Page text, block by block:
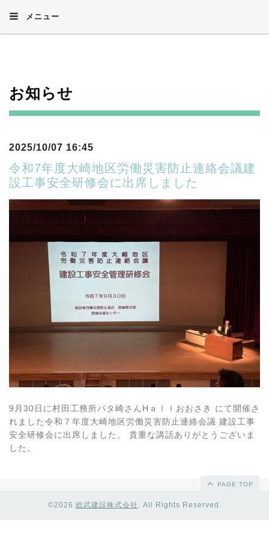
メニュー
お知らせ
2025/10/07 16:45
令和7年度大崎地区労働災害防止連絡会議建
設工事安全研修会に出席しました
9月30日に村田工務所パタ崎さんHａｌｌおおさき にて開催さ
れました令和７年度大崎地区労働災害防止連絡会議 建設工事
安全研修会に出席しました。 貴重な講話ありがとうございま
した。
PAGE TOP
©2026 総武建設株式会社 . All Rights Reserved.